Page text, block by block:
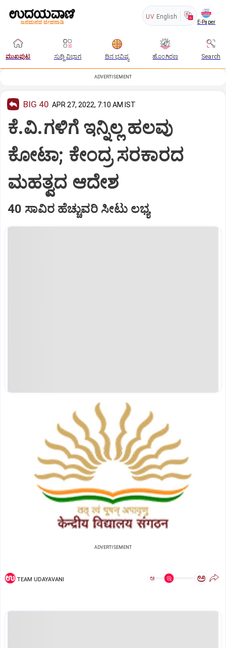
UV English
E-Paper
ಮುಖಪುಟ ಸುದ್ದಿ ವಿಭಾಗ ದಿನ ಭವಿಷ್ಯ ಹೊಂಗಿರಣ Search
ADVERTISEMENT
BIG 40 APR 27, 2022, 7:10 AM IST
ಕೆ.ವಿ.ಗಳಿಗೆ ಇನ್ನಿಲ್ಲ ಹಲವು
ಕೋಟಾ; ಕೇಂದ್ರ ಸರಕಾರದ
ಮಹತ್ವದ ಆದೇಶ
40 ಸಾವಿರ ಹೆಚ್ಚುವರಿ ಸೀಟು ಲಭ್ಯ
ADVERTISEMENT
TEAM UDAYAVANI ಅ ಅ